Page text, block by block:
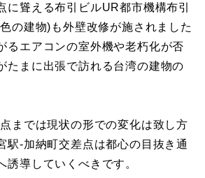
に聳える布引ビルUR都市機構布引
の建物)も外壁改修が施されました
るエアコンの室外機や老朽化が否
たまに出張で訪れる台湾の建物の
までは現状の形での変化は致し方
駅-加納町交差点は都心の目抜き通
誘導していくべきです。